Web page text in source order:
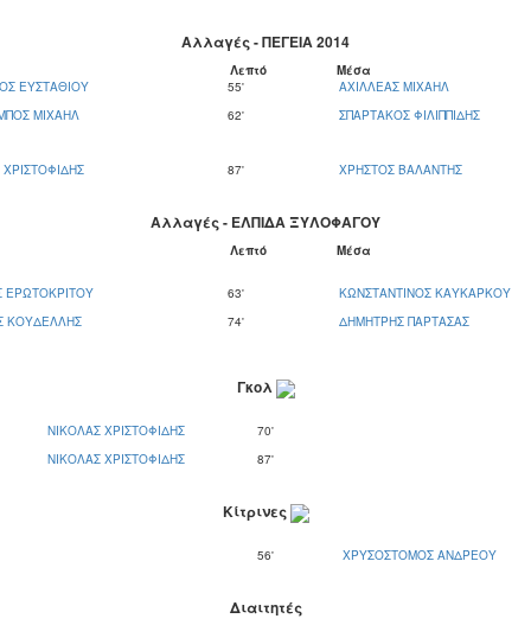
Αλλαγές - ΠΕΓΕΙΑ 2014
Λεπτό
Μέσα
ΕΥΣΤΑΘΙΟΥ
55'
ΑΧΙΛΛΕΑΣ ΜΙΧΑΗΛ
ΜΙΧΑΗΛ
62' ΣΠΑΡΤΑΚΟΣ ΦΙΛΙΠΠΙΔΗΣ
87' ΧΡΗΣΤΟΣ ΒΑΛΑΝΤΗΣ
Αλλαγές - ΕΛΠΙΔΑ ΞΥΛΟΦΑΓΟΥ
Λεπτό Μέσα
ΕΡΩΤΟΚΡΙΤΟΥ 63'
ΚΩΝΣΤΑΝΤΙΝΟΣ ΚΑΥΚΑΡΚΟΥ
ΚΟΥΔΕΛΛΗΣ
74' ΔΗΜΗΤΡΗΣ ΠΑΡΤΑΣΑΣ
Γκολ
ΝΙΚΟΛΑΣ ΧΡΙΣΤΟΦΙΔΗΣ
70'
ΝΙΚΟΛΑΣ ΧΡΙΣΤΟΦΙΔΗΣ
87'
Κίτρινες
56' ΧΡΥΣΟΣΤΟΜΟΣ ΑΝΔΡΕΟΥ
Διαιτητές